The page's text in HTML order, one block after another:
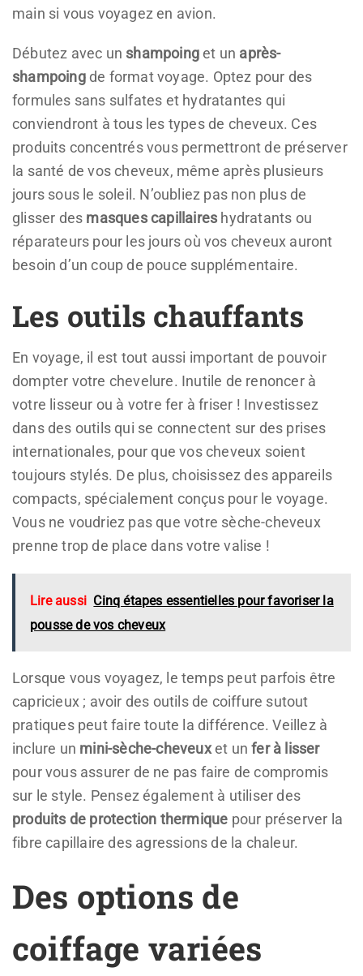
main si vous voyagez en avion.
Débutez avec un shampoinget un après-
shampoingde format voyage. Optez pour des
formules sans sulfates et hydratantes qui
conviendront à tous les types de cheveux. Ces
produits concentrés vous permettront de préserver
la santé de vos cheveux, même après plusieurs
jours sous le soleil. N’oubliez pas non plus de
glisser des masques capillaires hydratants ou
réparateurs pour les jours où vos cheveux auront
besoin d’un coup de pouce supplémentaire.
Les outils chauffants
En voyage, il est tout aussi important de pouvoir
dompter votre chevelure. Inutile de renoncer à
votre lisseur ou à votre fer à friser ! Investissez
dans des outils qui se connectent sur des prises
internationales, pour que vos cheveux soient
toujours stylés. De plus, choisissez des appareils
compacts, spécialement conçus pour le voyage.
Vous ne voudriez pas que votre sèche-cheveux
prenne trop de place dans votre valise !
Lire aussi Cinq étapes essentielles pour favoriser la
pousse de vos cheveux
Lorsque vous voyagez, le temps peut parfois être
capricieux ; avoir des outils de coiffure sutout
pratiques peut faire toute la différence. Veillez à
inclure un mini-sèche-cheveuxet unfer à lisser
pour vous assurer de ne pas faire de compromis
sur le style. Pensez également à utiliser des
produits de protection thermique pour préserver la
fibre capillaire des agressions de la chaleur.
Des options de
coiffage variées